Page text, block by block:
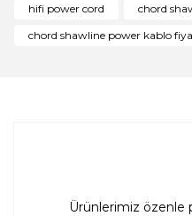
Ürün fiyatı diğer sitelerden
Bu ürüne benzer farklı
hifi power cord
chord
chord shawline power kablo
Ürünlerimiz özenle